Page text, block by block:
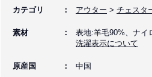
カテゴリ アウター > チェスタ
素材
表地:羊毛90%、ナイ
洗濯表示について
原産国 中国